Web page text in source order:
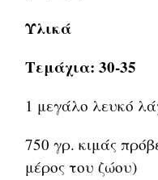
Υλικά
Τεμάχια: 30-35
1 μεγάλο λευκό
750 γρ. κιμάς
μέρος του ζώου)